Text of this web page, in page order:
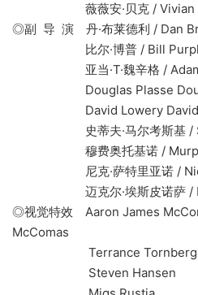
薇薇安·贝克 / Vivian
◎副 导 演 丹·布莱德利 / Dan
比尔·博普 / Bill
亚当·T·魏辛格 / Adam
Douglas Plasse
David Lowery David
史蒂夫·马尔考斯基 /
穆费奥托基诺 /
尼克·萨特里亚诺 / Nick
迈克尔·埃斯皮诺萨 /
◎视觉特效 Aaron James
McComas
Terrance Tornberg
Steven Hansen